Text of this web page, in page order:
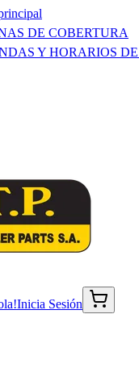
DE COBERTURA
Y HORARIOS
Inicia Sesión